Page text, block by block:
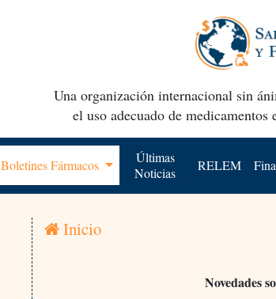
Una organización internacional sin
el uso adecuado de
Boletines Fármacos
Últimas
Noticias
RELEM
Inicio
Novedades